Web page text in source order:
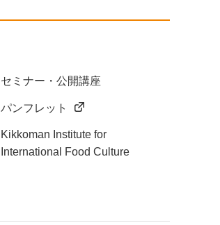
セミナー・公開講座
パンフレット
Kikkoman Institute for
International Food Culture